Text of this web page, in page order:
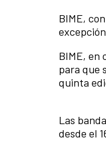
BIME,
BIME, en
para que
quinta
Las
desde el